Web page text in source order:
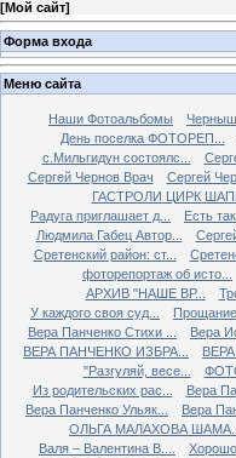
[Мой сайт]
Форма входа
Меню сайта
Наши Фотоальбомы
День поселка ФОТОРЕП...
с.Мильгидун состоялс...
Сергей Чернов Врач
Сергей
ГАСТРОЛИ ЦИРК
Радуга приглашает д...
Есть
Людмила Габец Автор...
Сретенский район: ст...
фоторепортаж об исто...
АРХИВ "НАШЕ ВР...
У каждого своя суд...
Прощание
Вера Панченко Стихи ...
Вера
ВЕРА ПАНЧЕНКО ИЗБРА...
"Разгуляй, весе...
Из родительских рас...
Вера
Вера Панченко Ульяк...
Вера
ОЛЬГА МАЛАХОВА ШАМА...
Валя – Валентина В....
Хорошо